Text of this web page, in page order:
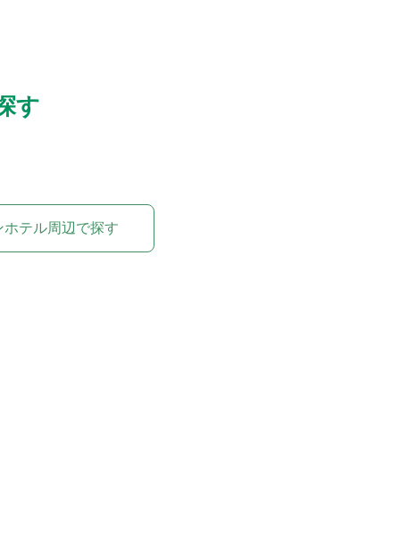
す
テル周辺で探す